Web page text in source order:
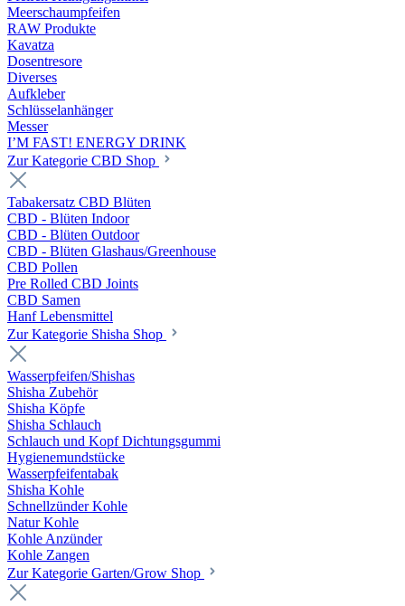
Meerschaumpfeifen
RAW Produkte
Kavatza
Dosentresore
Diverses
Aufkleber
Schlüsselanhänger
Messer
I’M FAST! ENERGY DRINK
Zur Kategorie CBD Shop
Tabakersatz CBD Blüten
CBD - Blüten Indoor
CBD - Blüten Outdoor
CBD - Blüten Glashaus/Greenhouse
CBD Pollen
Pre Rolled CBD Joints
CBD Samen
Hanf Lebensmittel
Zur Kategorie Shisha Shop
Wasserpfeifen/Shishas
Shisha Zubehör
Shisha Köpfe
Shisha Schlauch
Schlauch und Kopf Dichtungsgummi
Hygienemundstücke
Wasserpfeifentabak
Shisha Kohle
Schnellzünder Kohle
Natur Kohle
Kohle Anzünder
Kohle Zangen
Zur Kategorie Garten/Grow Shop